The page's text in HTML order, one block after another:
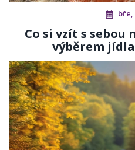
bře,
Co si vzít s sebou
výběrem